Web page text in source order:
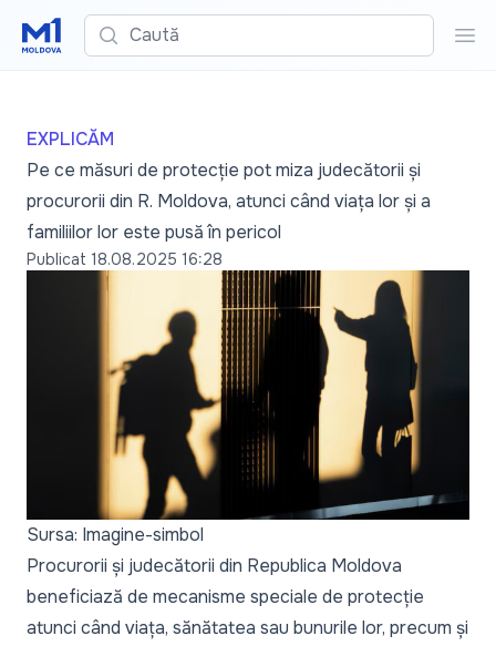
Caută
EXPLICĂM
Pe ce măsuri de protecție pot miza judecătorii și
procurorii din R. Moldova, atunci când viața lor și a
familiilor lor este pusă în pericol
Publicat 18.08.2025 16:28
Sursa: Imagine-simbol
Procurorii și judecătorii din Republica Moldova
beneficiază de mecanisme speciale de protecție
atunci când viața, sănătatea sau bunurile lor, precum și